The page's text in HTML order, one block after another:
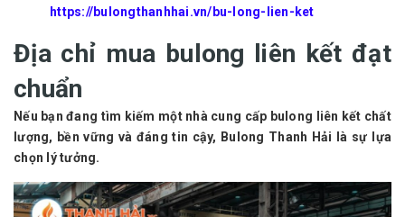
https://bulongthanhhai.vn/bu-long-lien-ket
Địa chỉ mua bulong liên kết đạt
chuẩn
Nếu bạn đang tìm kiếm một nhà cung cấp bulong liên kết chất
lượng, bền vững và đáng tin cậy, Bulong Thanh Hải là sự lựa
chọn lý tưởng.